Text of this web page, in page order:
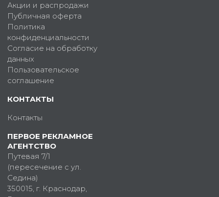
Акции и распродажи
Публичная оферта
Политика
конфиденциальности
Согласие на обработку
данных
Пользовательское
соглашение
КОНТАКТЫ
Контакты
ПЕРВОЕ РЕКЛАМНОЕ
АГЕНТСТВО
Путевая 7/1
(пересечение с ул.
Седина)
350015, г. Краснодар,